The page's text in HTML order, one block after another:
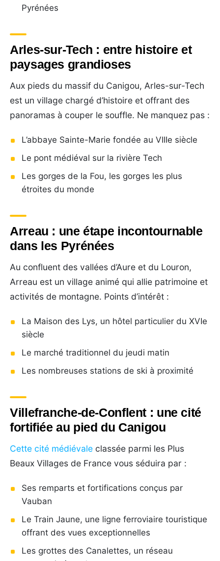
Pyrénées
Arles-sur-Tech : entre histoire et
paysages grandioses
Aux pieds du massif du Canigou, Arles-sur-Tech
est un village chargé d’histoire et offrant des
panoramas à couper le souffle. Ne manquez pas :
L’abbaye Sainte-Marie fondée au VIIIe siècle
Le pont médiéval sur la rivière Tech
Les gorges de la Fou, les gorges les plus
étroites du monde
Arreau : une étape incontournable
dans les Pyrénées
Au confluent des vallées d’Aure et du Louron,
Arreau est un village animé qui allie patrimoine et
activités de montagne. Points d’intérêt :
La Maison des Lys, un hôtel particulier du XVIe
siècle
Le marché traditionnel du jeudi matin
Les nombreuses stations de ski à proximité
Villefranche-de-Conflent : une cité
fortifiée au pied du Canigou
Cette cité médiévale classée parmi les Plus
Beaux Villages de France vous séduira par :
Ses remparts et fortifications conçus par
Vauban
Le Train Jaune, une ligne ferroviaire touristique
offrant des vues exceptionnelles
Les grottes des Canalettes, un réseau